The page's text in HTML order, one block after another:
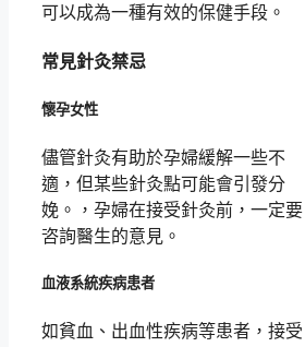
可以成為一種有效的保健手段。
常見針灸禁忌
懷孕女性
儘管針灸有助於孕婦緩解一些不
適，但某些針灸點可能會引發分
娩。，孕婦在接受針灸前，一定要
咨詢醫生的意見。
血液系統疾病患者
如貧血、出血性疾病等患者，接受